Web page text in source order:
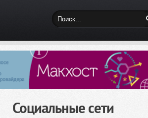
Социальные сети